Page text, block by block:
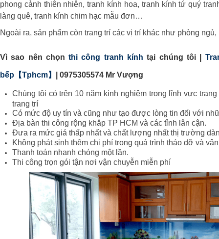
phong cảnh thiên nhiên, tranh kính hoa, tranh kính tứ quý
làng quê, tranh kính chim hạc mẫu đơn…
Ngoài ra, sản phẩm còn trang trí các vị trí khác như phòng
Vì sao nên chọnthi công tranh kính tại chúng tôi |
bếp【Tphcm】 0975305574 Mr Vượng
Chúng tôi có trên 10 năm kinh nghiệm trong lĩnh vực
trang trí
Có mức độ uy tín và cũng như tạo được lòng tin đối với
Địa bàn thi công rộng khắp TP HCM và các tỉnh lân cận.
Đưa ra mức giá thấp nhất và chất lượng nhất thị trường
Không phát sinh thêm chi phí trong quá trình tháo dỡ và
Thanh toán nhanh chóng một lần.
Thi công trọn gói tận nơi vận chuyễn miễn phí